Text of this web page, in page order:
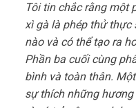
Tôi tin chắc rằng một
xì gà là phép thử thực
nào và có thể tạo ra
Phần ba cuối cùng
bình và toàn thân.
sự thích những